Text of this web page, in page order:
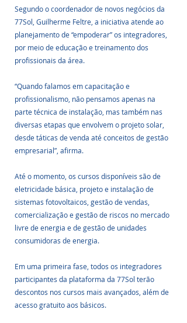
Segundo o coordenador de novos negócios da
77Sol, Guilherme Feltre, a iniciativa atende ao
planejamento de “empoderar” os integradores,
por meio de educação e treinamento dos
profissionais da área.
“Quando falamos em capacitação e
profissionalismo, não pensamos apenas na
parte técnica de instalação, mas também nas
diversas etapas que envolvem o projeto solar,
desde táticas de venda até conceitos de gestão
empresarial”, afirma.
Até o momento, os cursos disponíveis são de
eletricidade básica, projeto e instalação de
sistemas fotovoltaicos, gestão de vendas,
comercialização e gestão de riscos no mercado
livre de energia e de gestão de unidades
consumidoras de energia.
Em uma primeira fase, todos os integradores
participantes da plataforma da 77Sol terão
descontos nos cursos mais avançados, além de
acesso gratuito aos básicos.